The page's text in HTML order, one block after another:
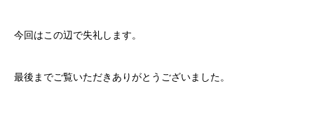
今回はこの辺で失礼します。
最後までご覧いただきありがとうございました。